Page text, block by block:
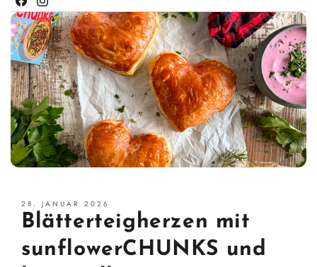
Facebook
Instagram
28. JANUAR 2026
Blätterteigherzen mit
sunflowerCHUNKS und